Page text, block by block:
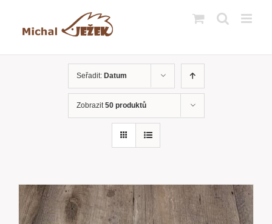
Seřadit: Datum
Zobrazit50 produktů